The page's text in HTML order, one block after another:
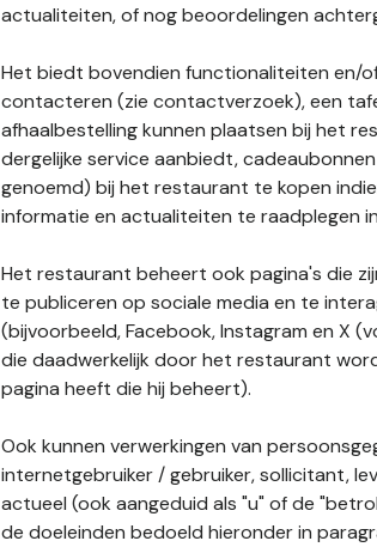
actualiteiten, of nog beoordelingen
Het biedt bovendien functionaliteiten en/
contacteren (zie contactverzoek), een
afhaalbestelling kunnen plaatsen bij het
dergelijke service aanbiedt,
genoemd) bij het restaurant te kopen
informatie en actualiteiten te raadplegen
Het restaurant beheert ook pagina's die
te publiceren op sociale media en te
(bijvoorbeeld, Facebook, Instagram en X
die daadwerkelijk door het restaurant
pagina heeft die hij beheert).
Ook kunnen verwerkingen van
internetgebruiker / gebruiker, sollicitant,
actueel (ook aangeduid als "u" of de
de doeleinden bedoeld hieronder in